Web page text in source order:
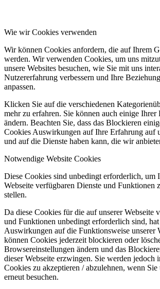
Wie wir Cookies verwenden
Wir können Cookies anfordern, die auf Ihrem
werden. Wir verwenden Cookies, um uns
unsere Websites besuchen, wie Sie mit uns
Nutzererfahrung verbessern und Ihre
anpassen.
Klicken Sie auf die verschiedenen
mehr zu erfahren. Sie können auch einige Ihrer
ändern. Beachten Sie, dass das Blockieren
Cookies Auswirkungen auf Ihre Erfahrung auf
und auf die Dienste haben kann, die wir
Notwendige Website Cookies
Diese Cookies sind unbedingt erforderlich, um
Webseite verfügbaren Dienste und Funktionen
stellen.
Da diese Cookies für die auf unserer Webseite
und Funktionen unbedingt erforderlich sind,
Auswirkungen auf die Funktionsweise unserer
können Cookies jederzeit blockieren oder
Browsereinstellungen ändern und das
dieser Webseite erzwingen. Sie werden jedoch
Cookies zu akzeptieren / abzulehnen, wenn Sie
erneut besuchen.